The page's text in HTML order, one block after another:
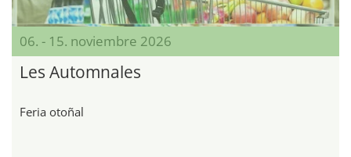
06. - 15. noviembre 2026
Les Automnales
Feria otoñal